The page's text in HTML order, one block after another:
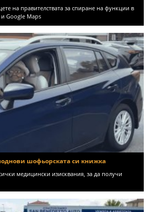
на правителствата за спиране на функции в
Google Maps
шофьорската си книжка
медицински изисквания, за да получи